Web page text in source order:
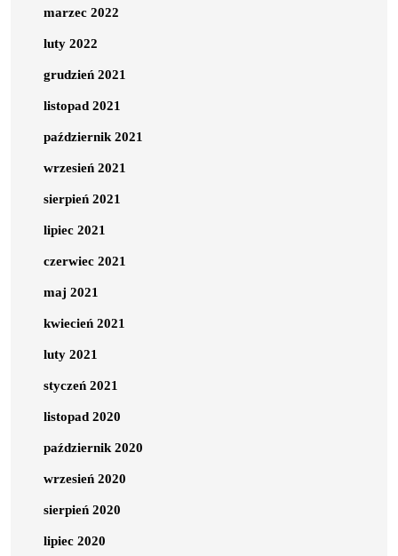
marzec 2022
luty 2022
grudzień 2021
listopad 2021
październik 2021
wrzesień 2021
sierpień 2021
lipiec 2021
czerwiec 2021
maj 2021
kwiecień 2021
luty 2021
styczeń 2021
listopad 2020
październik 2020
wrzesień 2020
sierpień 2020
lipiec 2020